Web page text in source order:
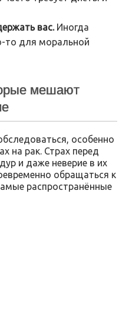
вас.Иногда
то для моральной
мешают
особенно
на рак. Страх перед
и даже неверие в их
обращаться к
распространённые